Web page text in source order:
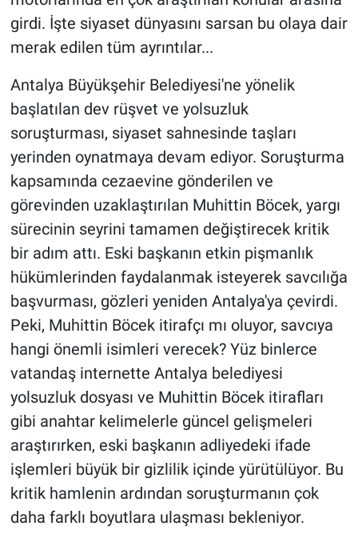
girdi. İşte siyaset dünyasını sarsan bu olaya dair
merak edilen tüm ayrıntılar...
Antalya Büyükşehir Belediyesi'ne yönelik
başlatılan dev rüşvet ve yolsuzluk
soruşturması, siyaset sahnesinde taşları
yerinden oynatmaya devam ediyor. Soruşturma
kapsamında cezaevine gönderilen ve
görevinden uzaklaştırılan Muhittin Böcek, yargı
sürecinin seyrini tamamen değiştirecek kritik
bir adım attı. Eski başkanın etkin pişmanlık
hükümlerinden faydalanmak isteyerek savcılığa
başvurması, gözleri yeniden Antalya'ya çevirdi.
Peki, Muhittin Böcek itirafçı mı oluyor, savcıya
hangi önemli isimleri verecek? Yüz binlerce
vatandaş internette Antalya belediyesi
yolsuzluk dosyası ve Muhittin Böcek itirafları
gibi anahtar kelimelerle güncel gelişmeleri
araştırırken, eski başkanın adliyedeki ifade
işlemleri büyük bir gizlilik içinde yürütülüyor. Bu
kritik hamlenin ardından soruşturmanın çok
daha farklı boyutlara ulaşması bekleniyor.